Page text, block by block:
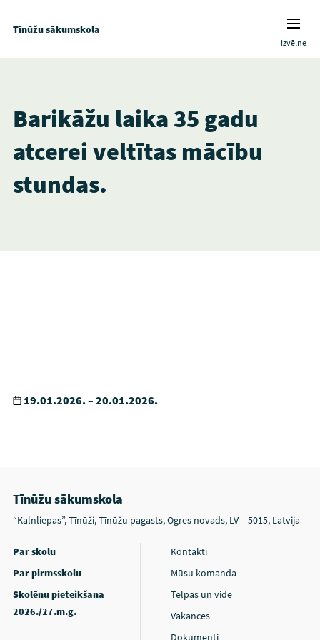
Tīnūžu sākumskola
Izvēlne
Barikāžu laika 35 gadu
atcerei veltītas mācību
stundas.
19.01.2026. – 20.01.2026.
Tīnūžu sākumskola
“Kalnliepas”, Tīnūži, Tīnūžu pagasts, Ogres novads, LV – 5015, Latvija
Par skolu
Par pirmsskolu
Skolēnu pieteikšana
2026./27.m.g.
Kontakti
Mūsu komanda
Telpas un vide
Vakances
Dokumenti